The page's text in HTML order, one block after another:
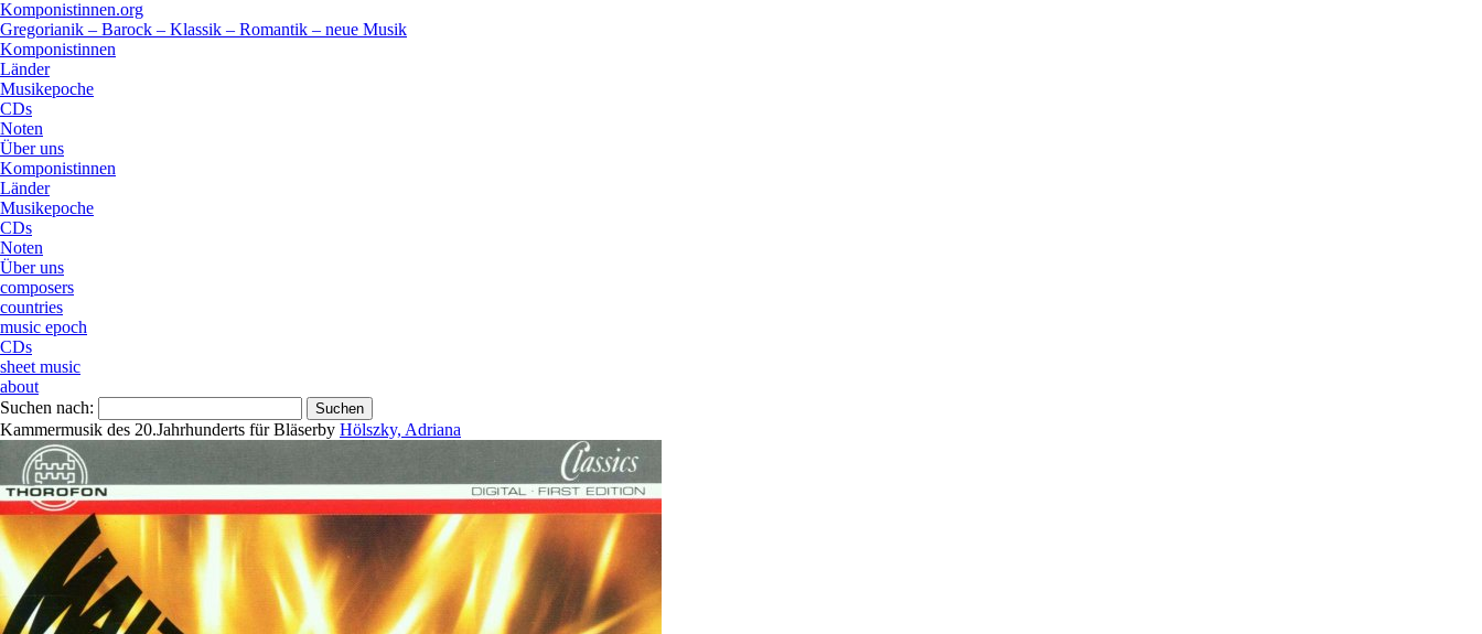
Komponistinnen.org
Gregorianik – Barock – Klassik – Romantik – neue Musik
Komponistinnen
Länder
Musikepoche
CDs
Noten
Über uns
Komponistinnen
Länder
Musikepoche
CDs
Noten
Über uns
composers
countries
music epoch
CDs
sheet music
about
Suchen nach:
Kammermusik des 20.Jahrhunderts für Bläserby Hölszky, Adriana